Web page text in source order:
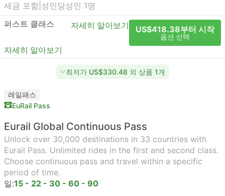
세금 포함 성인당성인 1명
퍼스트 클래스
자세히 알아보기 US$418.38부터 시작
옵션 선택
자세히 알아보기
최저가 US$330.48 외 상품 1개
레일패스
EuRail Pass
Eurail Global Continuous Pass
Unlock over 30,000 destinations in 33 countries with
Eurail Pass. Unlimited rides in the first and second class.
Choose continuous pass and travel within a specific
period of time.
일:15 - 22 - 30 - 60 - 90